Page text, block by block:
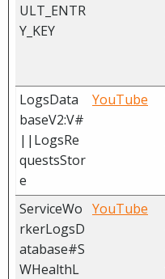
ULT_ENTR
Y_KEY
LogsData
baseV2:V#
||LogsRe
questsStor
e
YouTube
ServiceWo
rkerLogsD
atabase#S
WHealthL
YouTube